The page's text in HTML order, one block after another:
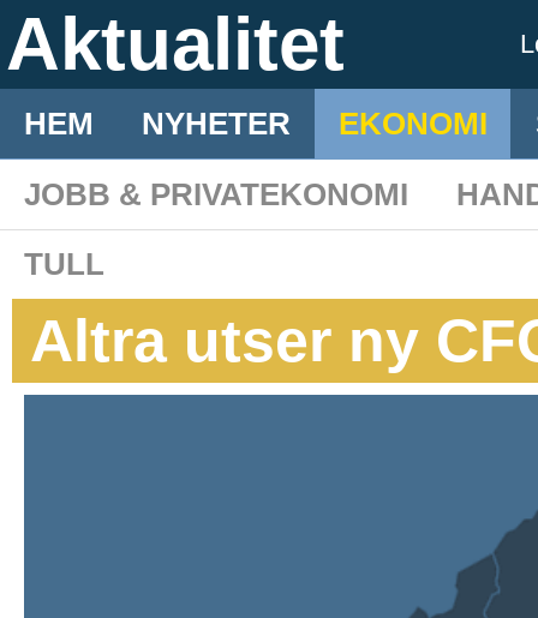
Aktualitet
HEM NYHETER EKONOMI
JOBB & PRIVATEKONOMI
TULL
Altra utser ny